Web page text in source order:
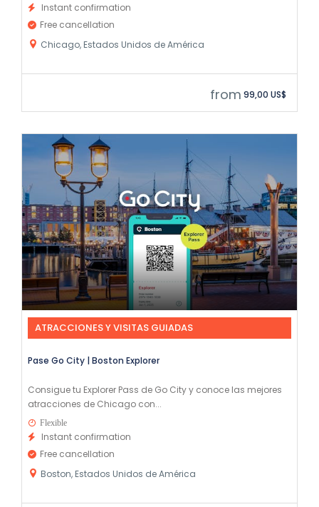
Instant confirmation
Free cancellation
Chicago, Estados Unidos de América
from 99,00 US$
ATRACCIONES Y VISITAS GUIADAS
Pase Go City | Boston Explorer
Consigue tu Explorer Pass de Go City y conoce las mejores
atracciones de Chicago con...
Flexible
Instant confirmation
Free cancellation
Boston, Estados Unidos de América